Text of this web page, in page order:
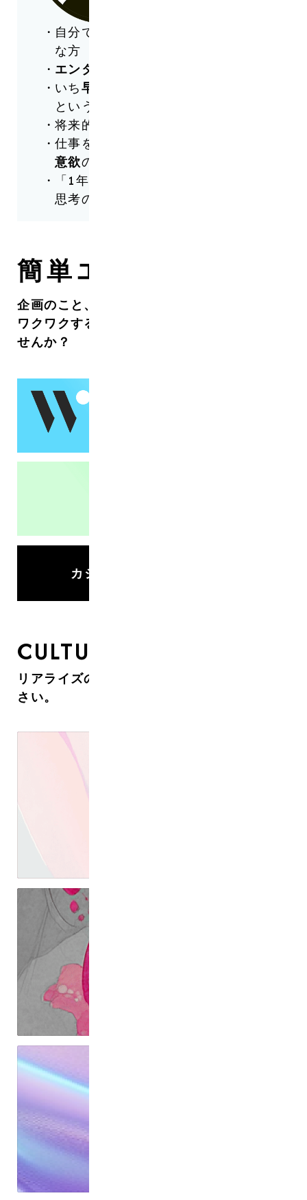
自分で物事を
な方
エンタメ
いち早く
という方
将来的な
仕事を通じて成長したいという
意欲の強い方
「1年生でも試合に出たい」という
思考の方
簡単エントリー！
企画のこと、クリエイティブのこと
ワクワクする世界づくりを一緒にしていきま
せんか？
カジュアル面談面談でもOK
CULTURE
リアライズのカルチャーについて知ってくだ
さい。